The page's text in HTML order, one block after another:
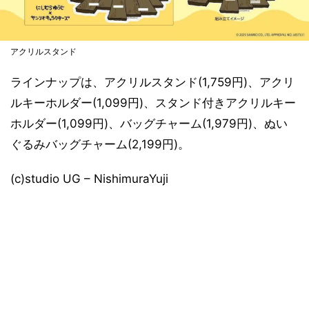
アクリルスタンド
ラインナップは、アクリルスタンド(1,759円)、アクリ
ルキーホルダー(1,099円)、スタンド付きアクリルキー
ホルダー(1,099円)、バッグチャーム(1,979円)、ぬい
ぐるみバッグチャーム(2,199円)。
(c)studio UG – NishimuraYuji